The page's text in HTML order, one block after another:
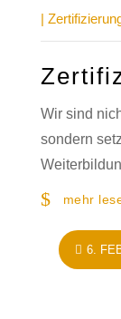
|
Wir sind
sondern
mehr
6.